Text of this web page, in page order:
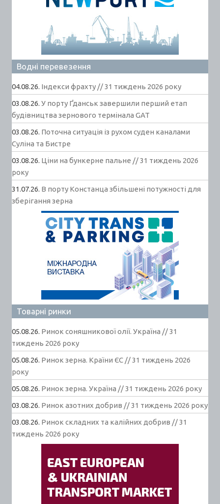
Водні перевезення
04.08.26. Індекси фрахту // 31 тиждень 2026 року
03.08.26. У порту Ґданськ завершили перший етап
будівництва зернового термінала GAT
03.08.26. Поточна ситуація із рухом суден каналами
Суліна та Бистре
03.08.26. Ціни на бункерне пальне // 31 тиждень 2026
року
31.07.26. В порту Констанца збільшені потужності для
зберігання зерна
Товарні ринки
05.08.26. Ринок соняшникової олії. Україна // 31
тиждень 2026 року
05.08.26. Ринок зерна. Країни ЄС // 31 тиждень 2026
року
05.08.26. Ринок зерна. Україна // 31 тиждень 2026 року
03.08.26. Ринок азотних добрив // 31 тиждень 2026 року
03.08.26. Ринок складних та калійних добрив // 31
тиждень 2026 року